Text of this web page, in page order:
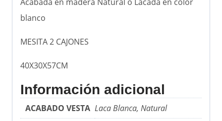
blanco
MESITA 2 CAJONES
40X30X57CM
Información adicional
ACABADO VESTA Laca Blanca, Natural